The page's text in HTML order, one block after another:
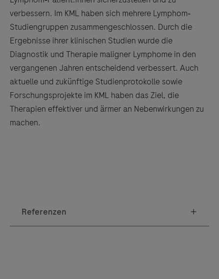
verbessern. Im KML haben sich mehrere Lymphom‐
Studiengruppen zusammengeschlossen. Durch die
Ergebnisse ihrer klinischen Studien wurde die
Diagnostik und Therapie maligner Lymphome in den
vergangenen Jahren entscheidend verbessert. Auch
aktuelle und zukünftige Studienprotokolle sowie
Forschungsprojekte im KML haben das Ziel, die
Therapien effektiver und ärmer an Nebenwirkungen zu
machen.